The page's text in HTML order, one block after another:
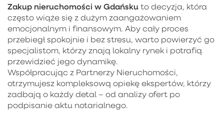
Zakup nieruchomości w Gdańsku to decyzja, która
często wiąże się z dużym zaangażowaniem
emocjonalnym i finansowym. Aby cały proces
przebiegł spokojnie i bez stresu, warto powierzyć go
specjalistom, którzy znają lokalny rynek i potrafią
przewidzieć jego dynamikę.
Współpracując z Partnerzy Nieruchomości,
otrzymujesz kompleksową opiekę ekspertów, którzy
zadbają o każdy detal – od analizy ofert po
podpisanie aktu notarialnego.